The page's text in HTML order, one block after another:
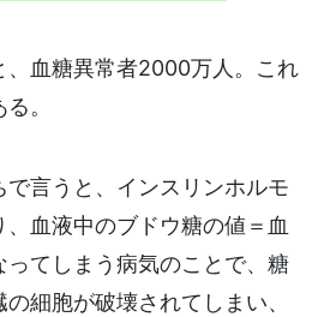
、血糖異常者2000万人。これ
。
言うと、インスリンホルモ
血液中のブドウ糖の値＝血
てしまう病気のことで、糖
細胞が破壊されてしまい、